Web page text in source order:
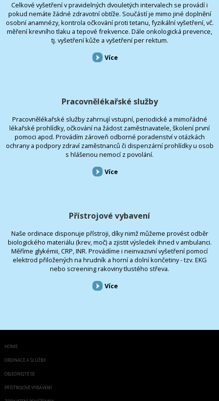
Celkové vyšetření v pravidelných dvouletých intervalech se provádí i
pokud nemáte žádné zdravotní obtíže. Součástí je mimo jiné doplnění
osobní anamnézy, kontrola očkování proti tetanu, fyzikální vyšetření, vč.
měření krevního tlaku a tepové frekvence. Dále onkologická prevence,
tj. vyšetření kůže a vyšetření per rektum.
Více
Pracovnělékařské služby
Pracovnělékařské služby zahrnují vstupní, periodické a mimořádné
lékařské prohlídky, očkování na žádost zaměstnavatele, školení první
pomoci apod. Provádím zároveň odborné poradenství v otázkách
ochrany a podpory zdraví zaměstnanců či dispenzární prohlídky u osob
s hlášenou nemocí z povolání.
Více
Přístrojové vybavení
Naše ordinace disponuje přístroji, díky nimž můžeme provést odběr
biologického materiálu (krev, moč) a zjistit výsledek ihned v ambulanci.
Měříme glykémii, CRP, INR. Provádíme i neinvazivní vyšetření pomocí
elektrod přiložených na hrudník a horní a dolní končetiny - tzv. EKG
nebo screening rakoviny tlustého střeva.
Více
HOME
ORDINACE A SLUŽBY
OBJEDNEJTE SE
PŘÍSTROJOVÉ VYBAVENÍ